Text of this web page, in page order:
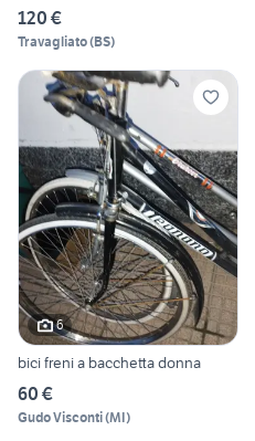
120 €
Travagliato(BS)
6
bici freni a bacchetta donna
60 €
Gudo Visconti(MI)